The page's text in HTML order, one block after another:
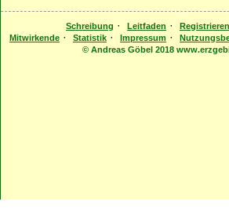
Schreibung · Leitfaden · Registrieren
Mitwirkende · Statistik · Impressum ·
© Andreas Göbel 2018